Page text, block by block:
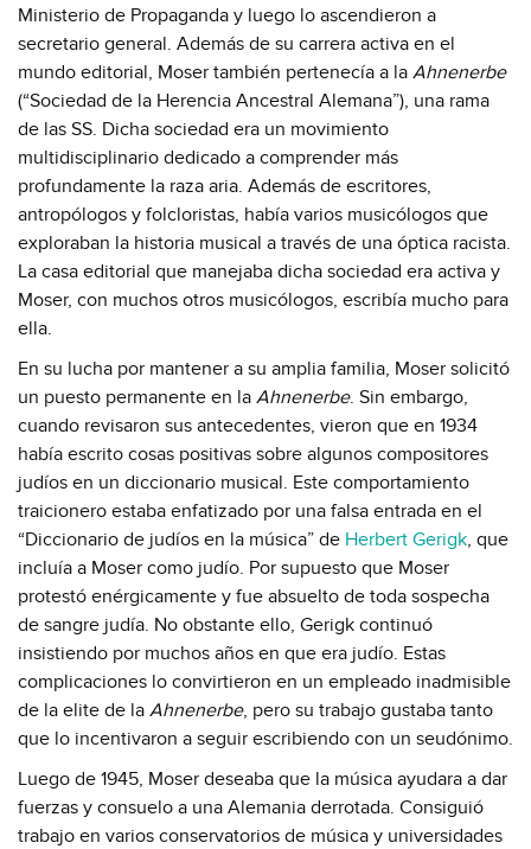
Ministerio de Propaganda y luego lo ascendieron a
secretario general. Además de su carrera activa en el
mundo editorial, Moser también pertenecía a la Ahnenerbe
(“Sociedad de la Herencia Ancestral Alemana”), una rama
de las SS. Dicha sociedad era un movimiento
multidisciplinario dedicado a comprender más
profundamente la raza aria. Además de escritores,
antropólogos y folcloristas, había varios musicólogos que
exploraban la historia musical a través de una óptica racista.
La casa editorial que manejaba dicha sociedad era activa y
Moser, con muchos otros musicólogos, escribía mucho para
ella.
En su lucha por mantener a su amplia familia, Moser solicitó
un puesto permanente en la Ahnenerbe. Sin embargo,
cuando revisaron sus antecedentes, vieron que en 1934
había escrito cosas positivas sobre algunos compositores
judíos en un diccionario musical. Este comportamiento
traicionero estaba enfatizado por una falsa entrada en el
“Diccionario de judíos en la música” de Herbert Gerigk, que
incluía a Moser como judío. Por supuesto que Moser
protestó enérgicamente y fue absuelto de toda sospecha
de sangre judía. No obstante ello, Gerigk continuó
insistiendo por muchos años en que era judío. Estas
complicaciones lo convirtieron en un empleado inadmisible
de la elite de la Ahnenerbe, pero su trabajo gustaba tanto
que lo incentivaron a seguir escribiendo con un seudónimo.
Luego de 1945, Moser deseaba que la música ayudara a dar
fuerzas y consuelo a una Alemania derrotada. Consiguió
trabajo en varios conservatorios de música y universidades